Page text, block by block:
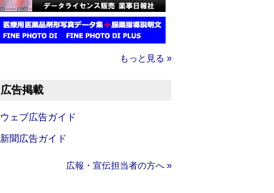
もっと見る »
広告掲載
ウェブ広告ガイド
新聞広告ガイド
広報・宣伝担当者の方へ »